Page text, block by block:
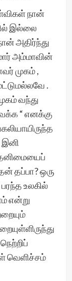
நான்
இல்லை
அதிர்ந்து
அம்மாவின்
முகம் ,
.
வந்து
“ எனக்கு
இனி
தப்பா? ஒரு
உலகில்
என்று
வெளிச்சம்